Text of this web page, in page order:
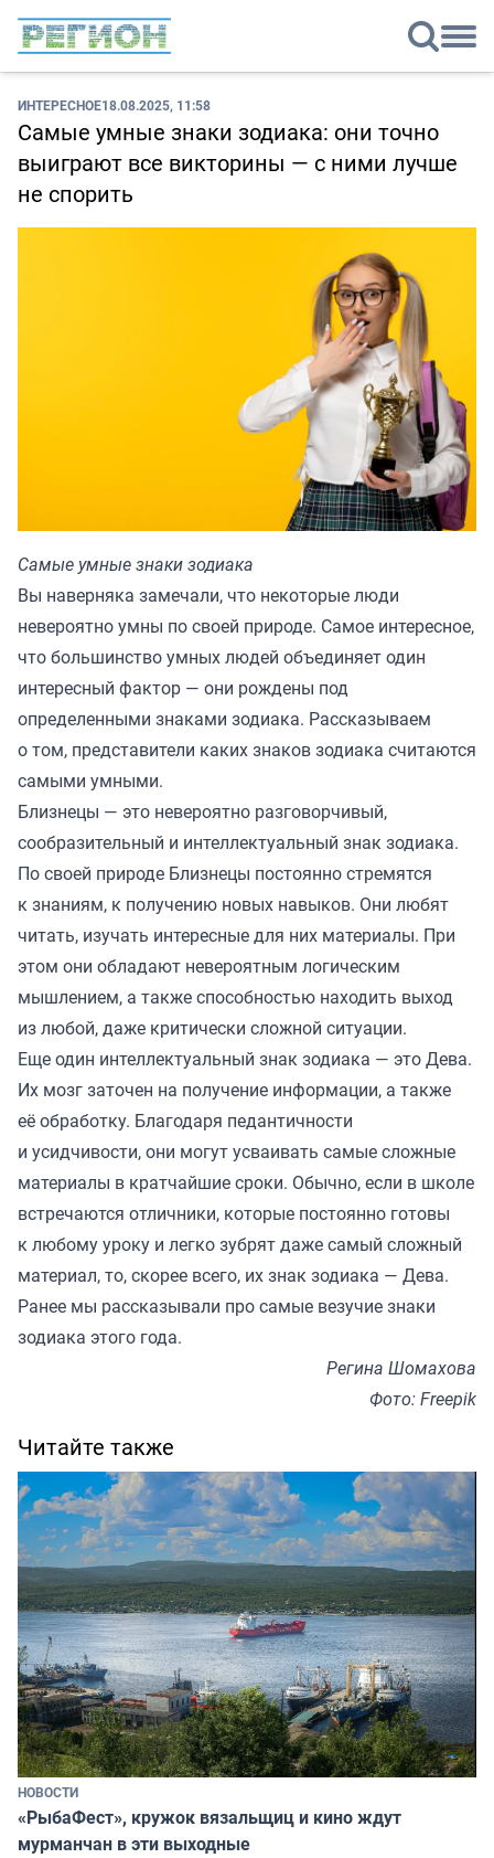
ИНТЕРЕСНОЕ18.08.2025, 11:58
Самые умные знаки зодиака: они точно
выиграют все викторины — с ними лучше
не спорить
Самые умные знаки зодиака
Вы наверняка замечали, что некоторые люди
невероятно умны по своей природе. Самое интересное,
что большинство умных людей объединяет один
интересный фактор — они рождены под
определенными знаками зодиака. Рассказываем
о том, представители каких знаков зодиака считаются
самыми умными.
Близнецы — это невероятно разговорчивый,
сообразительный и интеллектуальный знак зодиака.
По своей природе Близнецы постоянно стремятся
к знаниям, к получению новых навыков. Они любят
читать, изучать интересные для них материалы. При
этом они обладают невероятным логическим
мышлением, а также способностью находить выход
из любой, даже критически сложной ситуации.
Еще один интеллектуальный знак зодиака — это Дева.
Их мозг заточен на получение информации, а также
её обработку. Благодаря педантичности
и усидчивости, они могут усваивать самые сложные
материалы в кратчайшие сроки. Обычно, если в школе
встречаются отличники, которые постоянно готовы
к любому уроку и легко зубрят даже самый сложный
материал, то, скорее всего, их знак зодиака — Дева.
Ранее мы рассказывали просамые везучие знаки
зодиака этого года.
Регина Шомахова
Фото: Freepik
Читайте также
НОВОСТИ
«РыбаФест», кружок вязальщиц и кино ждут
мурманчан в эти выходные